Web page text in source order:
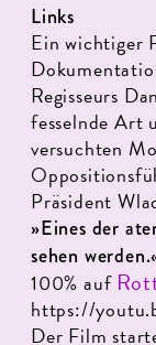
Links
Ein wichtiger
Regisseurs
fesselnde Art
versuchten
Präsident
»Eines der
sehen
100% auf
https://
Der Film